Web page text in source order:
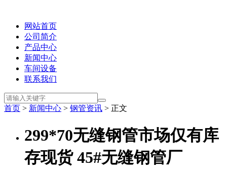
网站首页
公司简介
产品中心
新闻中心
车间设备
联系我们
首页 > 新闻中心 > 钢管资讯 > 正文
299*70无缝钢管市场仅有库
存现货 45#无缝钢管厂